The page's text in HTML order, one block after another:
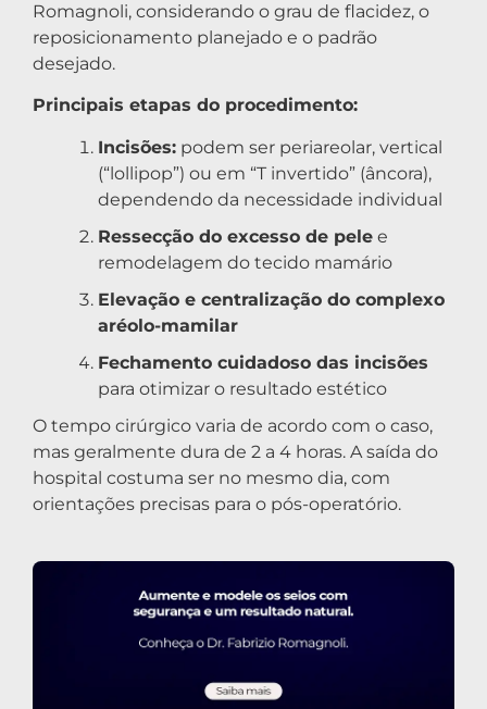
Romagnoli, considerando o grau de flacidez, o
reposicionamento planejado e o padrão
desejado.
Principais etapas do procedimento:
Incisões: podem ser periareolar, vertical
(“lollipop”) ou em “T invertido” (âncora),
dependendo da necessidade individual
Ressecção do excesso de pele e
remodelagem do tecido mamário
Elevação e centralização do complexo
aréolo-mamilar
Fechamento cuidadoso das incisões
para otimizar o resultado estético
O tempo cirúrgico varia de acordo com o caso,
mas geralmente dura de 2 a 4 horas. A saída do
hospital costuma ser no mesmo dia, com
orientações precisas para o pós-operatório.